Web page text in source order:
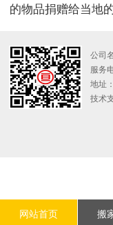
的物品捐赠给当地
公司
服务
地址
技术
网站首页 搬